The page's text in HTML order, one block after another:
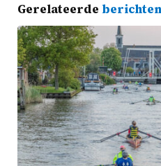
Gerelateerde berichten